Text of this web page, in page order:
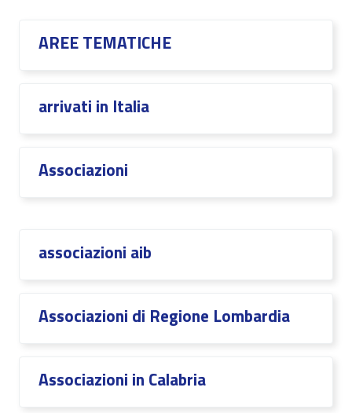
AREE TEMATICHE
arrivati in Italia
Associazioni
associazioni aib
Associazioni di Regione Lombardia
Associazioni in Calabria